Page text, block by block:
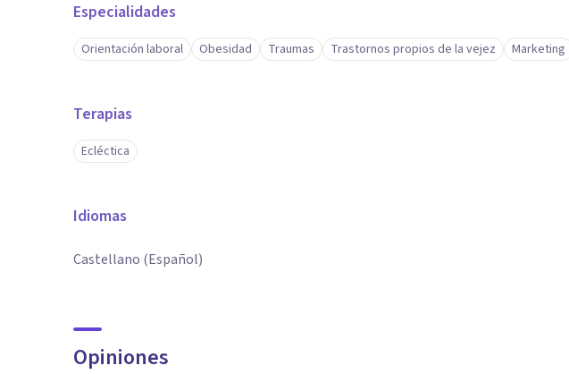
Especialidades
Orientación laboral Obesidad Traumas Trastornos propios de la vejez Marketing
Terapias
Ecléctica
Idiomas
Castellano (Español)
Opiniones